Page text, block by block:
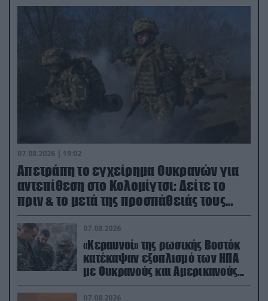
07.08.2026 | 19:02
Απετράπη το εγχείρημα Ουκρανών για
αντεπίθεση στο Κολομίγτσι: Δείτε το
πριν & το μετά της προσπάθειάς τους
(βίντεο)
07.08.2026
«Κεραυνοί» της ρωσικής Βοστόκ
κατέκαψαν εξοπλισμό των ΗΠΑ
με Ουκρανούς και Αμερικανούς
μισθοφόρους – Δείτε βίντεο
07.08.2026